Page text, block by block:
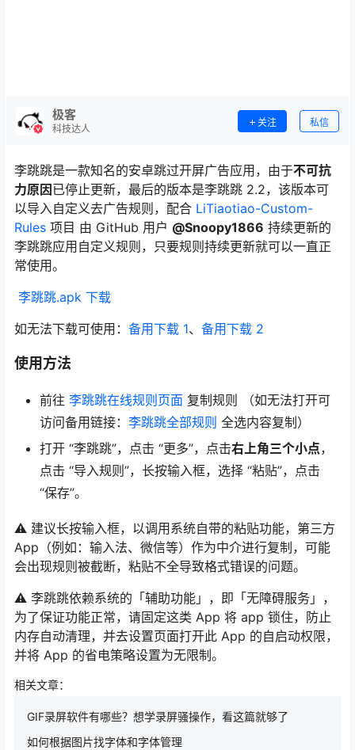
极客
科技达人
关注 私信
李跳跳是一款知名的安卓跳过开屏广告应用，由于不可抗
力原因 已停止更新，最后的版本是李跳跳 2.2，该版本可
以导入自定义去广告规则，配合 LiTiaotiao-Custom-
Rules 项目 由 GitHub 用户 @Snoopy1866 持续更新的
李跳跳应用自定义规则，只要规则持续更新就可以一直正
常使用。
李跳跳.apk 下载
如无法下载可使用： 备用下载 1、 备用下载 2
使用方法
前往 李跳跳在线规则页面 复制规则 （如无法打开可
访问备用链接： 李跳跳全部规则 全选内容复制）
打开 “李跳跳”，点击 “更多”，点击右上角三个小点，
点击 “导入规则”，长按输入框，选择 “粘贴”，点击
“保存”。
⚠ 建议长按输入框，以调用系统自带的粘贴功能，第三方
App（例如：输入法、微信等）作为中介进行复制，可能
会出现规则被截断，粘贴不全导致格式错误的问题。
⚠ 李跳跳依赖系统的「辅助功能」，即「无障碍服务」，
为了保证功能正常，请固定这类 App 将 app 锁住，防止
内存自动清理，并去设置页面打开此 App 的自启动权限，
并将 App 的省电策略设置为无限制。
相关文章：
GIF录屏软件有哪些？想学录屏骚操作，看这篇就够了
如何根据图片找字体和字体管理